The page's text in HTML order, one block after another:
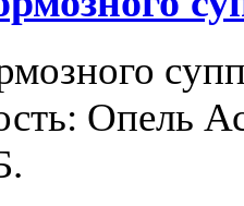
Опель